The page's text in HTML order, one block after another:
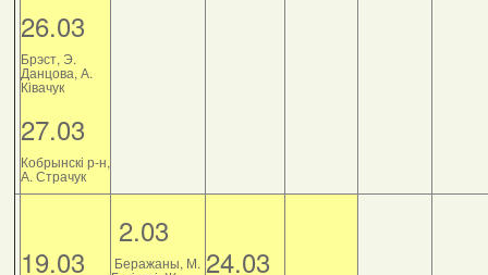
26.03
Брэст, Э.
Данцова, А.
Ківачук
27.03
Кобрынскі р-н,
А. Страчук
19.03
2.03
Беражаны, М. 24.03